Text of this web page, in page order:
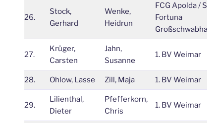
26.
Stock,
Gerhard
Wenke,
Heidrun
FCG Apolda / SV
Fortuna
27.
Krüger,
Carsten
Jahn,
Susanne
1. BV Weimar
28. Ohlow, Lasse Zill, Maja 1. BV Weimar
29.
Lilienthal,
Dieter
Pfefferkorn,
Chris
1. BV Weimar